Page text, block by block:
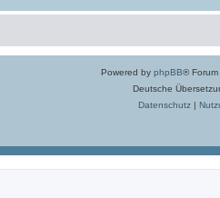
Powered by phpBB®
Deutsche
Datenschutz|